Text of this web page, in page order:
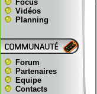
Focus
Vidéos
Planning
Forum
Partenaires
Equipe
Contacts